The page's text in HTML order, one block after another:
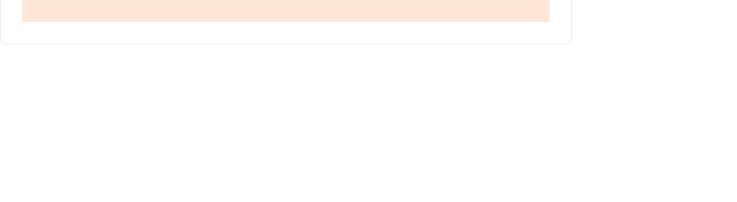
de la provincia de A Coruña, en la base de datos de INFORMA aparecen 599 empresas,